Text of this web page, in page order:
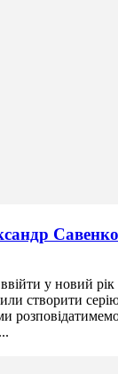
Савенко
у новий
створити
розповідатимемо